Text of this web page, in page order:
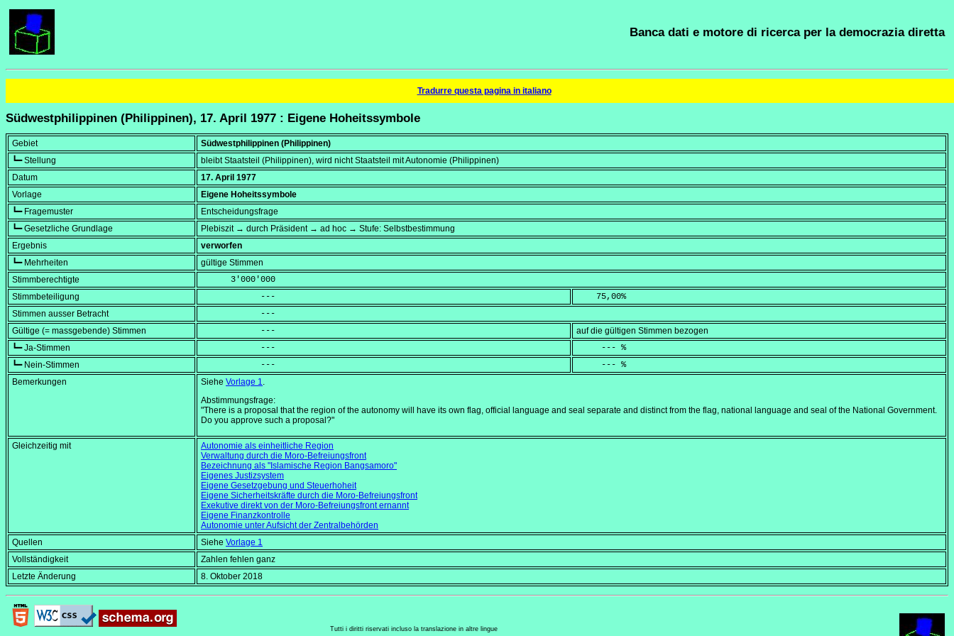
Banca dati e motore di ricerca per la democrazia diretta
Tradurre questa pagina in italiano
Südwestphilippinen (Philippinen), 17. April 1977 : Eigene Hoheitssymbole
Gebiet
Südwestphilippinen (Philippinen)
┗━ Stellung
bleibt Staatsteil (Philippinen), wird nicht Staatsteil mit Autonomie (Philippinen)
Datum
17. April 1977
Vorlage
Eigene Hoheitssymbole
┗━ Fragemuster
Entscheidungsfrage
┗━ Gesetzliche Grundlage
Plebiszit → durch Präsident → ad hoc → Stufe: Selbstbestimmung
Ergebnis
verworfen
┗━ Mehrheiten
gültige Stimmen
Stimmberechtigte
      3'000'000
Stimmbeteiligung
            ---
    75,00
%
Stimmen ausser Betracht
            ---
Gültige (= massgebende) Stimmen
            ---
auf die gültigen Stimmen bezogen
┗━ Ja-Stimmen
            ---
     --- %
┗━ Nein-Stimmen
            ---
     --- %
Bemerkungen
Siehe Vorlage 1.
Abstimmungsfrage:
"There is a proposal that the region of the autonomy will have its own flag, official language and seal separate and distinct from the flag, national language and seal of the National Government.
Do you approve such a proposal?"
Gleichzeitig mit
Autonomie als einheitliche Region
Verwaltung durch die Moro-Befreiungsfront
Bezeichnung als "Islamische Region Bangsamoro"
Eigenes Justizsystem
Eigene Gesetzgebung und Steuerhoheit
Eigene Sicherheitskräfte durch die Moro-Befreiungsfront
Exekutive direkt von der Moro-Befreiungsfront ernannt
Eigene Finanzkontrolle
Autonomie unter Aufsicht der Zentralbehörden
Quellen
Siehe Vorlage 1
Vollständigkeit
Zahlen fehlen ganz
Letzte Änderung
8. Oktober 2018
Tutti i diritti riservati incluso la translazione in altre lingue